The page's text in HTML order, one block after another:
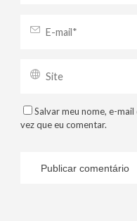
Salvar meu nome, e-
vez que eu comentar.